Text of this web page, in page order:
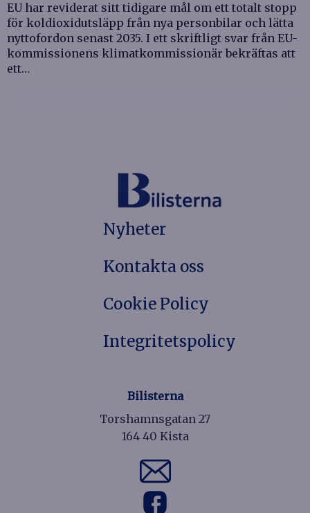
EU har reviderat sitt tidigare mål om ett totalt stopp
för koldioxidutsläpp från nya personbilar och lätta
nyttofordon senast 2035. I ett skriftligt svar från EU-
kommissionens klimatkommissionär bekräftas att
ett…
Nyheter
Kontakta oss
Cookie Policy
Integritetspolicy
Bilisterna
Torshamnsgatan 27
164 40 Kista